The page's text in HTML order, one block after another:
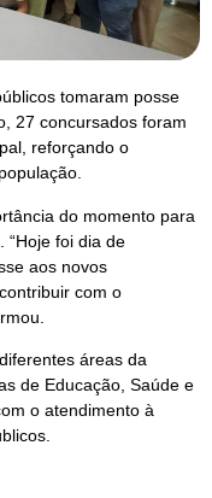
tomaram posse
27 concursados foram
reforçando o
do momento para
“Hoje foi dia de
aos novos
com o
áreas da
de Educação, Saúde e
o atendimento à